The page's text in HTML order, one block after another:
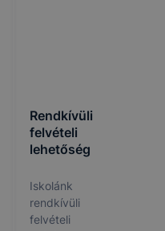
Rendkívüli
felvételi
lehetőség
Iskolánk
rendkívüli
felvételi